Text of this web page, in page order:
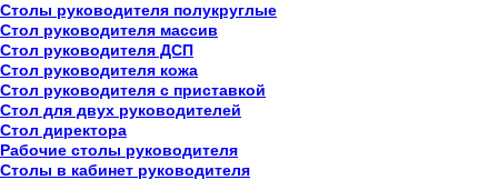
Столы руководителя полукруглые
Стол руководителя массив
Стол руководителя ДСП
Стол руководителя кожа
Стол руководителя с приставкой
Стол для двух руководителей
Стол директора
Рабочие столы руководителя
Столы в кабинет руководителя